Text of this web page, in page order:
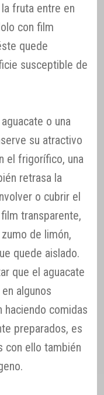
fruta entre en
con film
quede
susceptible de
o una
su atractivo
el frigorífico, una
retrasa la
o cubrir el
transparente,
de limón,
quede aislado.
que el aguacate
algunos
haciendo comidas
preparados, es
con ello también